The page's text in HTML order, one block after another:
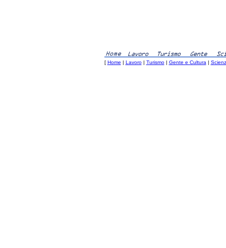
[ Home | Lavoro| Turismo| Gente e Cultura |